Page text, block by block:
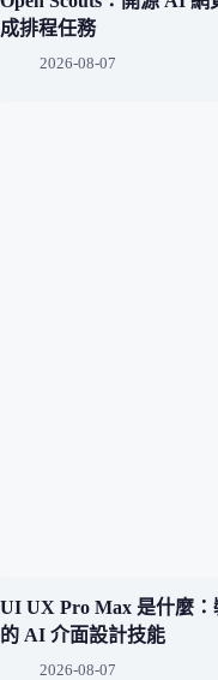
成排程任務
2026-08-07
UI UX Pro Max 是什麼：
的 AI 介面設計技能
2026-08-07